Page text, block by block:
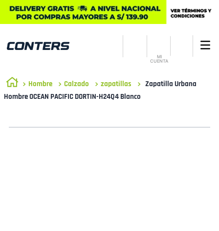
MI
CUENTA
Hombre Calzado zapatillas
Zapatilla Urbana
Hombre OCEAN PACIFIC DORTIN-H24Q4 Blanco